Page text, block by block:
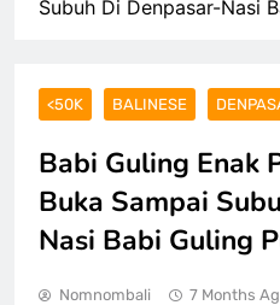
Subuh Di Denpasar-Nasi
<50K BALINESE
Babi Guling Enak
Buka Sampai
Nasi Babi Guling
Nomnombali 7 Months